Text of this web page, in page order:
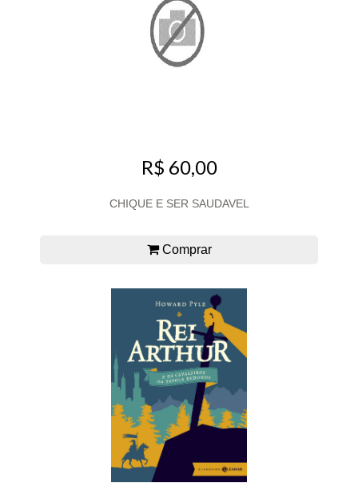
R$ 60,00
CHIQUE E SER SAUDAVEL
Comprar